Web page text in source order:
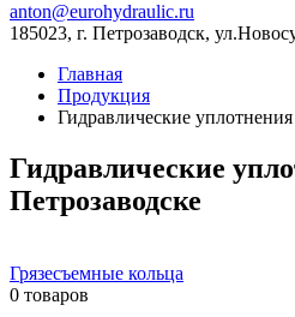
anton@eurohydraulic.ru
185023, г. Петрозаводск,
Главная
Продукция
Гидравлические
Гидравлические
Петрозаводске
Грязесъемные кольца
0 товаров